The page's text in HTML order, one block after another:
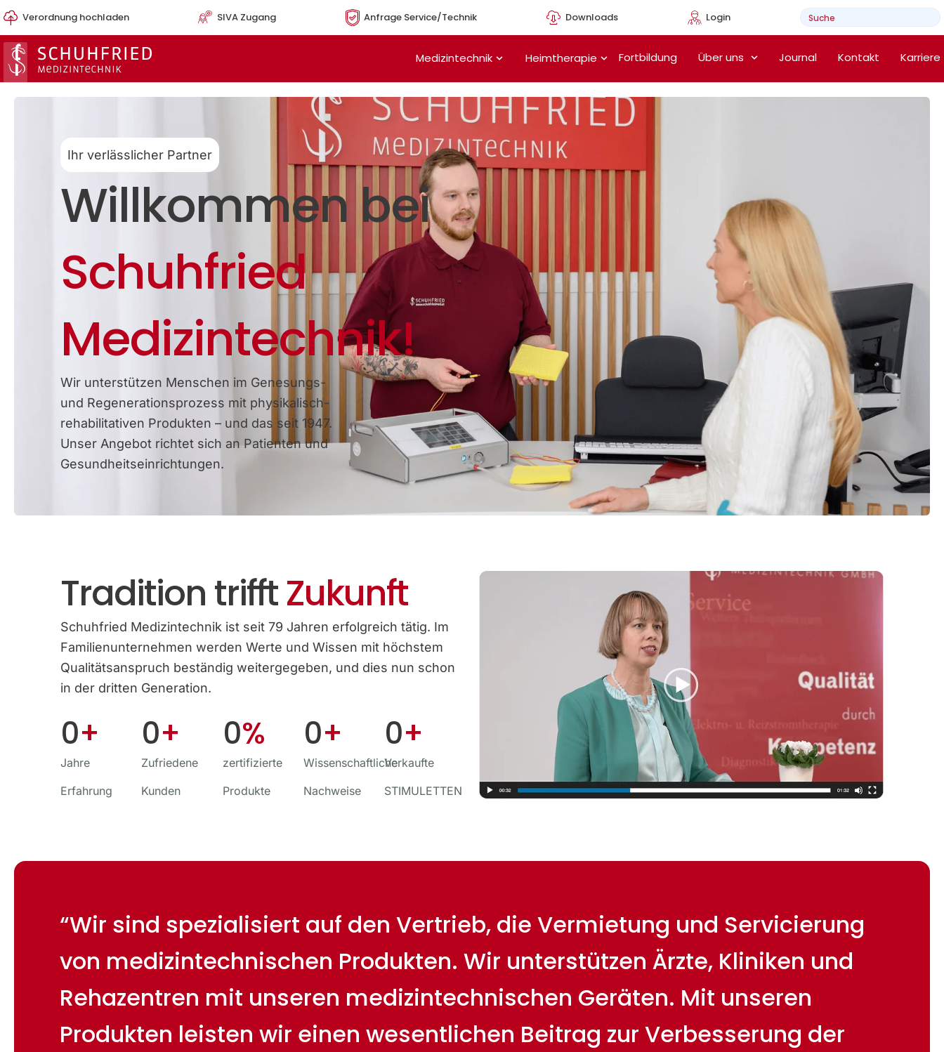
Zum
Inhalt
springen
Verordnung hochladen SIVA Zugang Anfrage Service/Technik Downloads Login
Medizintechnik Öffne Medizintechnik
Heimtherapie Öffne Heimtherapie
Fortbildung Über uns Journal Kontakt Karriere
Ihr verlässlicher Partner
Willkommen bei
Schuhfried
Medizintechnik!
Wir unterstützen Menschen im Genesungs-
und Regenerationsprozess mit physikalisch-
rehabilitativen Produkten – und das seit 1947.
Unser Angebot richtet sich an Patienten und
Gesundheitseinrichtungen.
Tradition trifftZukunft
Schuhfried Medizintechnik ist seit 79 Jahren erfolgreich tätig. Im
Familien­unternehmen werden Werte und Wissen mit höchstem
Qualitäts­anspruch beständig weitergegeben, und dies nun schon
in der dritten Generation.
Jahre
Erfahrung
0+
Zufriedene
Kunden
0+
zertifizierte
Produkte
0%
Wissenschaftliche
Nachweise
0+
Verkaufte
STIMULETTEN
0+
“Wir sind spezialisiert auf den Vertrieb, die Vermietung und Servicierung
von medizintechnischen Produkten. Wir unterstützen Ärzte, Kliniken und
Rehazentren mit unseren medizintechnischen Geräten. Mit unseren
Produkten leisten wir einen wesentlichen Beitrag zur Verbesserung der